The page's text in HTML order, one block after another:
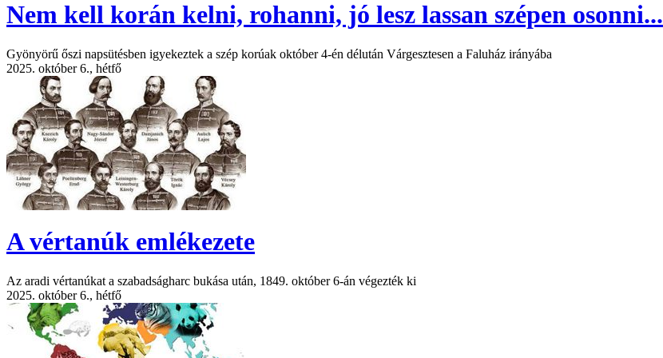
Nem kell korán kelni, rohanni, jó lesz lassan szépen osonni...
Gyönyörű őszi napsütésben igyekeztek a szép korúak október 4-én délután Várgesztesen a Faluház irányába
2025. október 6., hétfő
A vértanúk emlékezete
Az aradi vértanúkat a szabadságharc bukása után, 1849. október 6-án végezték ki
2025. október 6., hétfő